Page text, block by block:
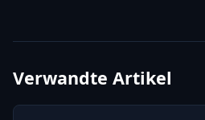
Verwandte Artikel